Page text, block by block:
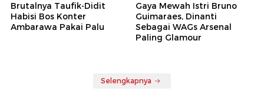
Brutalnya Taufik-Didit
Habisi Bos Konter
Ambarawa Pakai Palu
Gaya Mewah Istri Bruno
Guimaraes, Dinanti
Sebagai WAGs Arsenal
Paling Glamour
Selengkapnya